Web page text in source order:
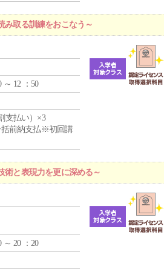
取る訓練をおこなう～
～ 12 ：50
支払い）×3
括前納支払※初回講
と表現力を更に深める～
～ 20 ：20